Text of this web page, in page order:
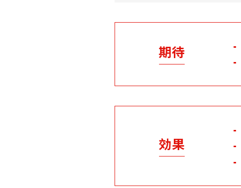
期待
効果